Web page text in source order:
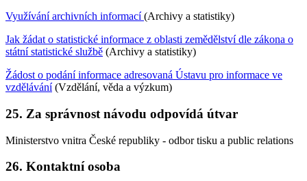
Využívání archivních informací(Archivy a statistiky)
Jak žádat o statistické informace z oblasti zemědělství dle zákona o
státní statistické službě (Archivy a statistiky)
Žádost o podání informace adresovaná Ústavu pro informace ve
vzdělávání(Vzdělání, věda a výzkum)
25. Za správnost návodu odpovídá útvar
Ministerstvo vnitra České republiky - odbor tisku a public relations
26. Kontaktní osoba